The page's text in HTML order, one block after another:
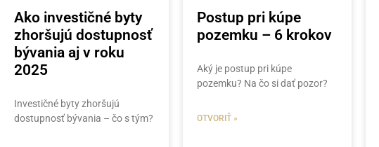
Ako investičné byty
zhoršujú dostupnosť
bývania aj v roku
2025
Investičné byty zhoršujú
dostupnosť bývania – čo s tým?
Postup pri kúpe
pozemku – 6 krokov
Aký je postup pri kúpe
pozemku? Na čo si dať pozor?
OTVORIŤ »